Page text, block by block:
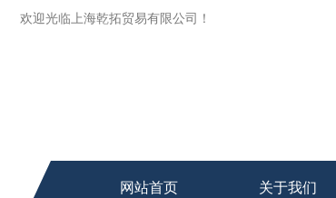
欢迎光临上海乾拓贸易有限公司！
网站首页 关于我们